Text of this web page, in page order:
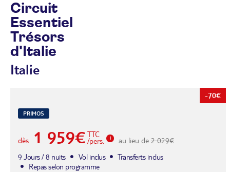
Circuit
Essentiel
Trésors
d'Italie
Italie
-70€
PRIMOS
dès 1 959€ TTC
/pers. au lieu de 2 029€
9 Jours / 8 nuits
Vol inclus
Transferts inclus
Repas selon programme